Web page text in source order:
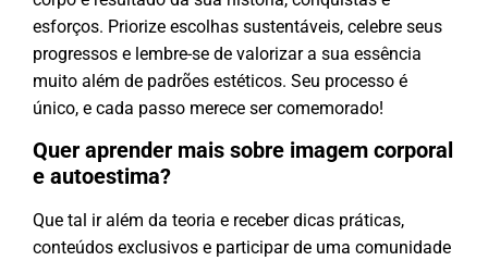
esforços. Priorize escolhas sustentáveis, celebre seus
progressos e lembre-se de valorizar a sua essência
muito além de padrões estéticos. Seu processo é
único, e cada passo merece ser comemorado!
Quer aprender mais sobre imagem corporal
e autoestima?
Que tal ir além da teoria e receber dicas práticas,
conteúdos exclusivos e participar de uma comunidade